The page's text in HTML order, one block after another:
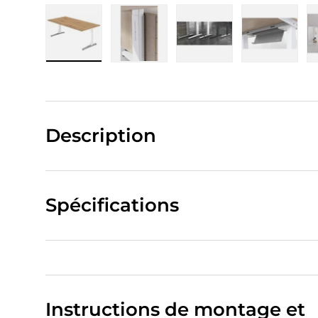
Description
Spécifications
Instructions de montage et